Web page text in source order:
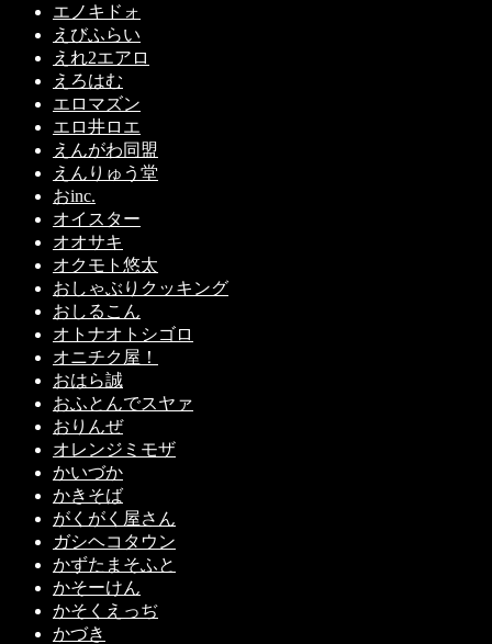
エノキドォ
えびふらい
えれ2エアロ
えろはむ
エロマズン
エロ井ロエ
えんがわ同盟
えんりゅう堂
おinc.
オイスター
オオサキ
オクモト悠太
おしゃぶりクッキング
おしるこん
オトナオトシゴロ
オニチク屋！
おはら誠
おふとんでスヤァ
おりんぜ
オレンジミモザ
かいづか
かきそば
がくがく屋さん
ガシヘコタウン
かずたまそふと
かそーけん
かそくえっぢ
かづき